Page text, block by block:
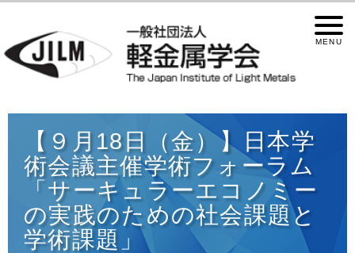
【９月18日（金）】日本学
術会議主催学術フォーラム
「サーキュラーエコノミー
の実践のための社会課題と
学術課題」